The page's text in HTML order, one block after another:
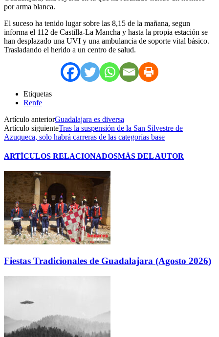
por arma blanca.
El suceso ha tenido lugar sobre las 8,15 de la mañana, segun
informa el 112 de Castilla-La Mancha y hasta la propia estación se
han desplazado una UVI y una ambulancia de soporte vital básico.
Trasladando el herido a un centro de salud.
Etiquetas
Renfe
Artículo anteriorGuadalajara es diversa
Artículo siguienteTras la suspensión de la San Silvestre de
Azuqueca, solo habrá carreras de las categorías base
ARTÍCULOS RELACIONADOSMÁS DEL AUTOR
Fiestas Tradicionales de Guadalajara (Agosto 2026)